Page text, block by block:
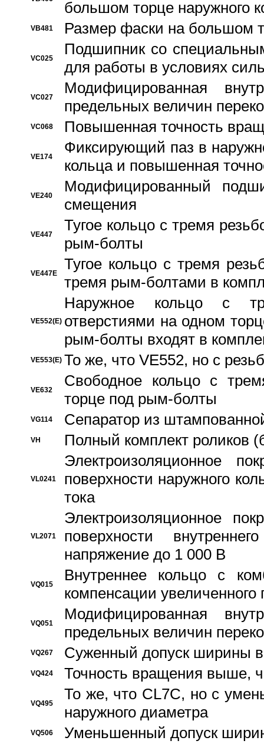
большом торце наружного
VB481 Размер фаски на большом
VC025
Подшипник со
для работы в условиях
VC027
Модифицированная
предельных величин
VC068 Повышенная точность
VE174
Фиксирующий паз в
кольца и повышенная
VE240
Модифицированный
смещения
VE447
Тугое кольцо с тремя
рым-болты
VE447E
Тугое кольцо с тремя
тремя рым-болтами в
VE552(E)
Наружное кольцо с
отверстиями на одном
рым-болты входят в
VE553(E) То же, что VE552, но с
VE632
Свободное кольцо с
торце под рым-болты
VG114 Сепаратор из
VH Полный комплект роликов
VL0241
Электроизоляционное
поверхности наружного
тока
VL2071
Электроизоляционное
поверхности
напряжение до 1 000 В
VQ015
Bнутреннее кольцо с
компенсации увеличенного
VQ051
Модифицированная
предельных величин
VQ267 Суженный допуск ширины
VQ424 Точность вращения выше,
VQ495
То же, что CL7C, но с
наружного диаметра
VQ506 Уменьшенный допуск